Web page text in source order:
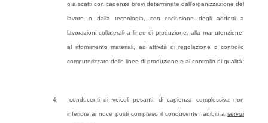
o a scatti con cadenze brevi determinate dall’organizzazione del
lavoro o dalla tecnologia, con esclusione degli addetti a
lavorazioni collaterali a linee di produzione, alla manutenzione,
al rifornimento materiali, ad attività di regolazione o controllo
computerizzato delle linee di produzione e al controllo di qualità;
4. conducenti di veicoli pesanti, di capienza complessiva non
inferiore ai nove posti compreso il conducente, adibiti a servizi